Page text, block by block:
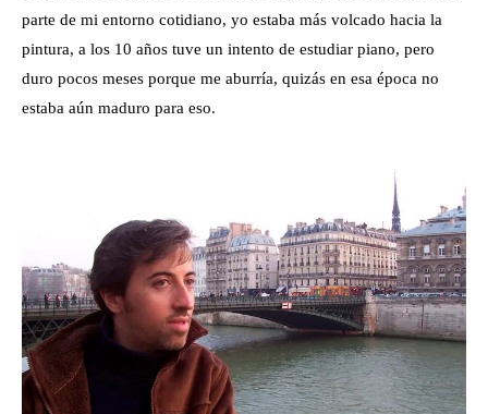
parte de mi entorno cotidiano, yo estaba más volcado hacia la
pintura, a los 10 años tuve un intento de estudiar piano, pero
duro pocos meses porque me aburría, quizás en esa época no
estaba aún maduro para eso.